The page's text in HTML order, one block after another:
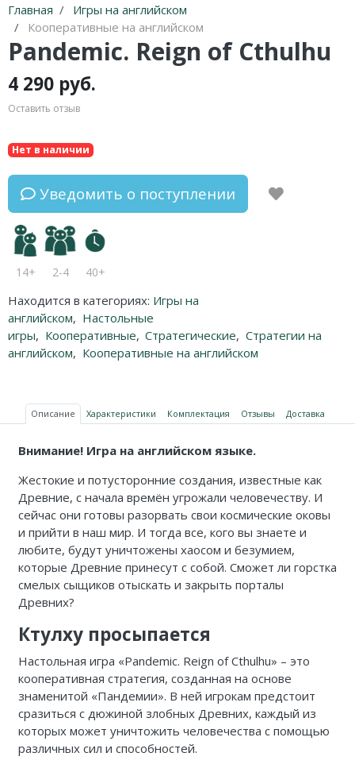
Главная
Игры на английском
Кооперативные на английском
Pandemic. Reign of Cthulhu
4 290 руб.
Оставить отзыв
Нет в наличии
Уведомить о поступлении
14+ 2-4 40+
Находится в категориях: Игры на
английском, Настольные
игры, Кооперативные, Стратегические, Стратегии на
английском, Кооперативные на английском
Описание Характеристики Комплектация Отзывы Доставка
Внимание! Игра на английском языке.
Жестокие и потусторонние создания, известные как
Древние, с начала времён угрожали человечеству. И
сейчас они готовы разорвать свои космические оковы
и прийти в наш мир. И тогда все, кого вы знаете и
любите, будут уничтожены хаосом и безумием,
которые Древние принесут с собой. Сможет ли горстка
смелых сыщиков отыскать и закрыть порталы
Древних?
Ктулху просыпается
Настольная игра «Pandemic. Reign of Cthulhu» – это
кооперативная стратегия, созданная на основе
знаменитой «Пандемии». В ней игрокам предстоит
сразиться с дюжиной злобных Древних, каждый из
которых может уничтожить человечества с помощью
различных сил и способностей.